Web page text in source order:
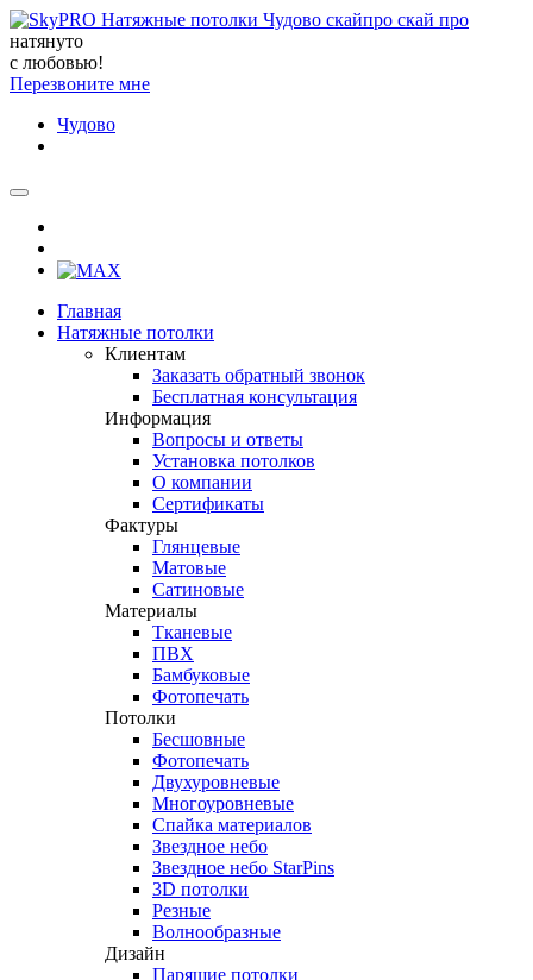
натянуто
с любовью!
Перезвоните мне
Чудово
Главная
Натяжные потолки
Клиентам
Заказать обратный звонок
Бесплатная консультация
Информация
Вопросы и ответы
Установка потолков
О компании
Сертификаты
Фактуры
Глянцевые
Матовые
Сатиновые
Материалы
Тканевые
ПВХ
Бамбуковые
Фотопечать
Потолки
Бесшовные
Фотопечать
Двухуровневые
Многоуровневые
Спайка материалов
Звездное небо
Звездное небо StarPins
3D потолки
Резные
Волнообразные
Дизайн
Парящие потолки